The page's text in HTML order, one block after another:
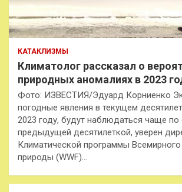
КАТАКЛИЗМЫ
Климатолог рассказал о
природных аномалиях в 2023
Фото: ИЗВЕСТИЯ/Эдуард Корниенко
погодные явления в текущем
2023 году, будут наблюдаться чаще
предыдущей десятилеткой, уверен
Климатической программы
природы (WWF)…